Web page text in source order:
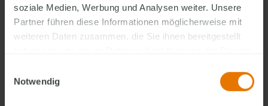
soziale Medien, Werbung und Analysen weiter. Unsere
Partner führen diese Informationen möglicherweise mit
weiteren Daten zusammen, die Sie ihnen bereitgestellt
Notwendig
Telefon: 06451 504-560
E-Mail:hausbau@fingerhaus.de